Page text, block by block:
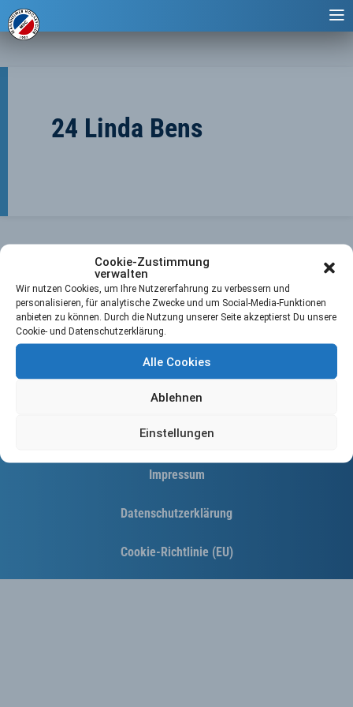
Cookie-Zustimmung
verwalten
Wir nutzen Cookies, um Ihre Nutzererfahrung zu verbessern und
personalisieren, für analytische Zwecke und um Social-Media-Funktionen
anbieten zu können. Durch die Nutzung unserer Seite akzeptierst Du unsere
Cookie- und Datenschutzerklärung.
Alle Cookies
Ablehnen
Einstellungen
24 Linda Bens
Vorheriger Player Nächster Player
Kontakt
Impressum
Datenschutzerklärung
Cookie-Richtlinie (EU)